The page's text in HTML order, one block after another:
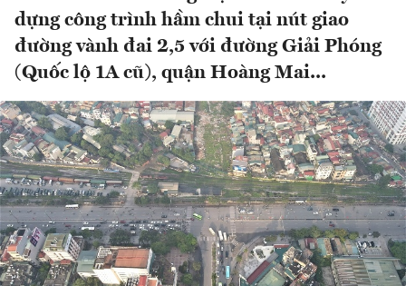
dựng công trình hầm chui tại nút giao
đường vành đai 2,5 với đường Giải Phóng
(Quốc lộ 1A cũ), quận Hoàng Mai...